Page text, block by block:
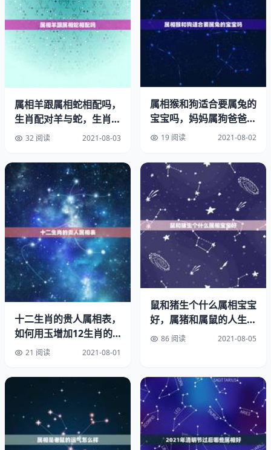
相合：属兔与属狗的人，是属于贵人，所以属兔与属狗是最
佳伴侣、理想拍挡，常言说，兔遇狗定大吉。因此，属狗是
属兔的最相合生肖。其次，属兔与属猪的人，是属于三合吉
配，也是理想拍挡，能够成为好友，常言说，兔遇猪定有
福；而属兔与属羊的人，也是属于三合吉配，理想拍挡，合
作有利，常言说，兔遇羊事业长。
相冲：生肖兔和生肖鸡是相冲的，因为从地支上看，兔为卯
木，鸡为酉金，兔与鸡为卯酉冲，这是一种天生处于对抗的
也容易急躁，比较贪图安逸，满足于现状。属鸡人追求上
进，追求成功，追求完美，注重形象，精力充沛，能言善
辩，喜欢表现，固执己见。所以，属兔和属鸡的人，不管是
生活还是工作，都容易意见不合。彼此的价值观不一样，很
难相处，容易有冲突，彼此相克。
属兔犯冲的属相有哪几个：属兔的和什么属相相冲不合？
兔遇羊，狗，猪大吉，相克胡属相为鼠、牛、龙、鸡、马，
其他属相次吉
属兔的忌什么属相
与属兔相克的属相是哪些？
人生的旅途，痛才是经历，累才是工作，变才是命运，忍才
是历练，容才是智慧，静才是修养，舍才会得到；各自追
求，各自珍惜。
属兔的人心底总是有一汪泉流，洁净、亮堂，映照着深处的
属相羊跟属相蛇相配吗，
生肖配对羊与蛇，生肖和
不和32 阅读 2021-08-03
属相猴和狗适合要属兔的
宝宝吗，妈妈属狗爸爸属
猴，生个什么属相的宝宝
19 阅读 2021-08-02
十二生肖的贵人属相表，
如何用玉增加12生肖的
贵人运势
21 阅读 2021-08-01
鼠和猪生个什么属相宝宝
好，属猪和属鼠的人生什
么属相的孩子最好
86 阅读 2021-08-05